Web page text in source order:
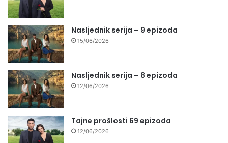
Nasljednik serija – 9 epizoda
15/06/2026
Nasljednik serija – 8 epizoda
12/06/2026
Tajne prošlosti 69 epizoda
12/06/2026